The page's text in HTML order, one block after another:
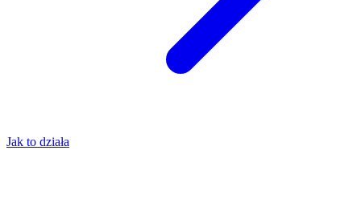
Jak to działa